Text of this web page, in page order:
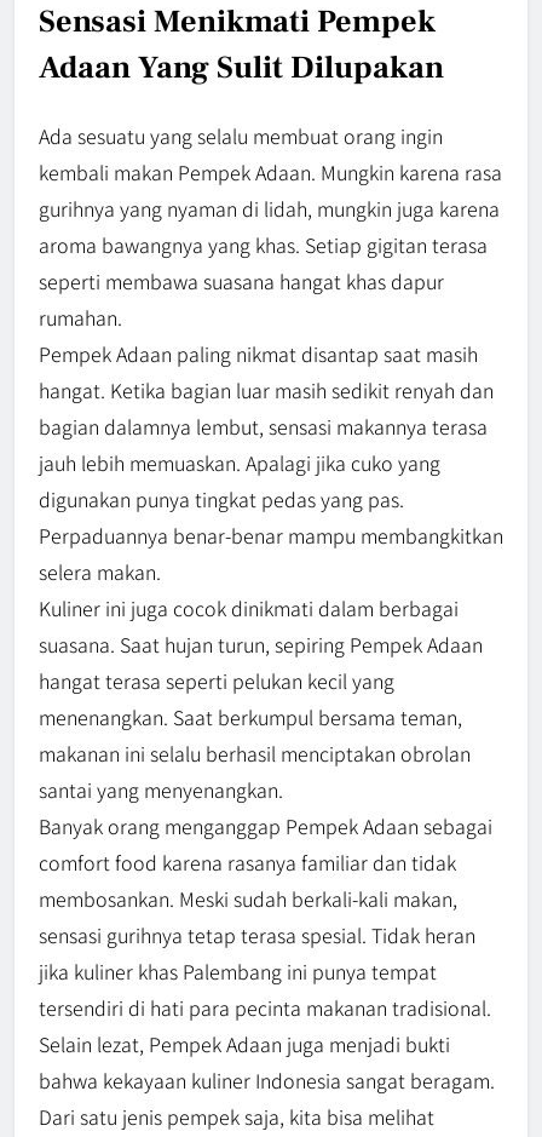
Sensasi Menikmati Pempek
Adaan Yang Sulit Dilupakan
Ada sesuatu yang selalu membuat orang ingin
kembali makan Pempek Adaan. Mungkin karena rasa
gurihnya yang nyaman di lidah, mungkin juga karena
aroma bawangnya yang khas. Setiap gigitan terasa
seperti membawa suasana hangat khas dapur
rumahan.
Pempek Adaan paling nikmat disantap saat masih
hangat. Ketika bagian luar masih sedikit renyah dan
bagian dalamnya lembut, sensasi makannya terasa
jauh lebih memuaskan. Apalagi jika cuko yang
digunakan punya tingkat pedas yang pas.
Perpaduannya benar-benar mampu membangkitkan
selera makan.
Kuliner ini juga cocok dinikmati dalam berbagai
suasana. Saat hujan turun, sepiring Pempek Adaan
hangat terasa seperti pelukan kecil yang
menenangkan. Saat berkumpul bersama teman,
makanan ini selalu berhasil menciptakan obrolan
santai yang menyenangkan.
Banyak orang menganggap Pempek Adaan sebagai
comfort food karena rasanya familiar dan tidak
membosankan. Meski sudah berkali-kali makan,
sensasi gurihnya tetap terasa spesial. Tidak heran
jika kuliner khas Palembang ini punya tempat
tersendiri di hati para pecinta makanan tradisional.
Selain lezat, Pempek Adaan juga menjadi bukti
bahwa kekayaan kuliner Indonesia sangat beragam.
Dari satu jenis pempek saja, kita bisa melihat